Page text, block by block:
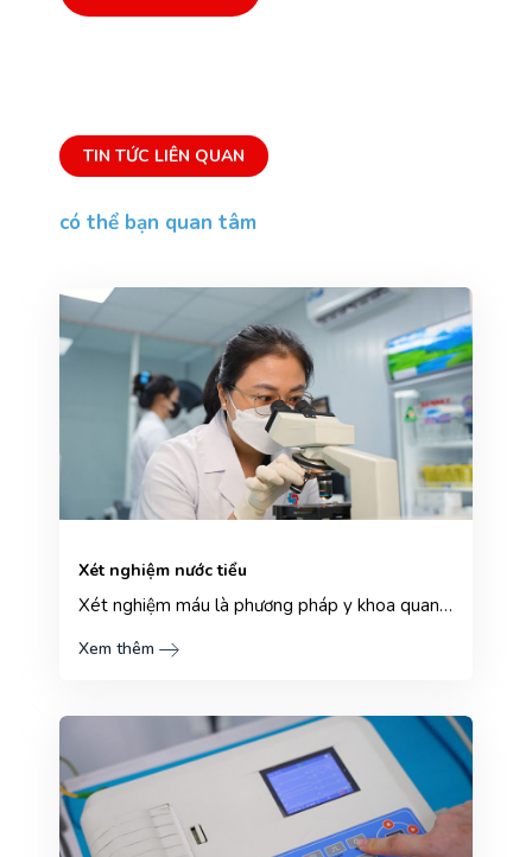
TIN TỨC LIÊN QUAN
có thể bạn quan tâm
Xét nghiệm nước tiểu
Xét nghiệm máu là phương pháp y khoa quan trọng giúp cho bác sĩ có thể phát hiện các dấu hiệu bất th...
Xem thêm